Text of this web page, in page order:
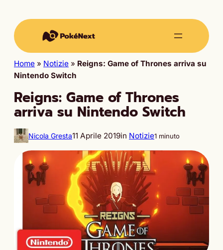
Home » Notizie » Reigns: Game of Thrones arriva su
Nintendo Switch
Reigns: Game of Thrones
arriva su Nintendo Switch
Nicola Gresta11 Aprile 2019in Notizie1 minuto